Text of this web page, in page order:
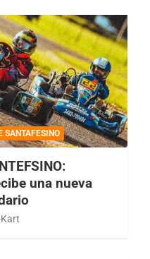
SANTAFESINO
una nueva
Kart